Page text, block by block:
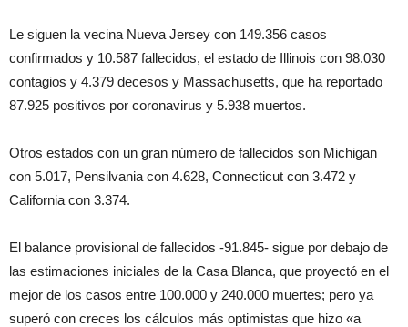
Le siguen la vecina Nueva Jersey con 149.356 casos
confirmados y 10.587 fallecidos, el estado de Illinois con 98.030
contagios y 4.379 decesos y Massachusetts, que ha reportado
87.925 positivos por coronavirus y 5.938 muertos.
Otros estados con un gran número de fallecidos son Michigan
con 5.017, Pensilvania con 4.628, Connecticut con 3.472 y
California con 3.374.
El balance provisional de fallecidos -91.845- sigue por debajo de
las estimaciones iniciales de la Casa Blanca, que proyectó en el
mejor de los casos entre 100.000 y 240.000 muertes; pero ya
superó con creces los cálculos más optimistas que hizo «a